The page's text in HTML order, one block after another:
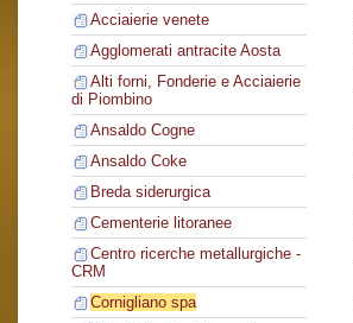
Acciaierie venete
Agglomerati antracite Aosta
Alti forni, Fonderie e Acciaierie
di Piombino
Ansaldo Cogne
Ansaldo Coke
Breda siderurgica
Cementerie litoranee
Centro ricerche metallurgiche -
CRM
Cornigliano spa